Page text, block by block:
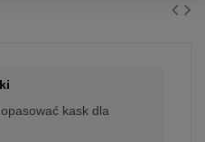
kask dla